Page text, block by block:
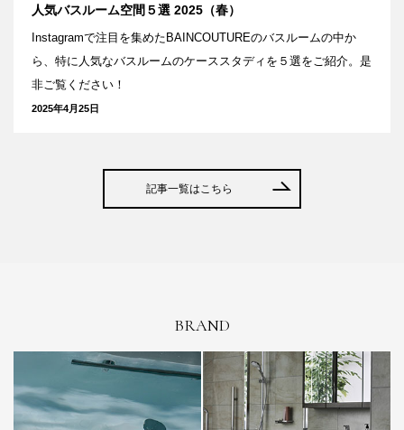
人気バスルーム空間５選 2025（春）
Instagramで注目を集めたBAINCOUTUREのバスルームの中か
ら、特に人気なバスルームのケーススタディを５選をご紹介。是
非ご覧ください！
2025年4月25日
記事一覧はこちら
BRAND